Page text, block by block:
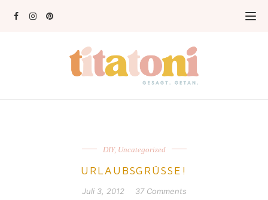
DIY, Uncategorized
URLAUBSGRÜSSE!
Juli 3, 2012 37 Comments